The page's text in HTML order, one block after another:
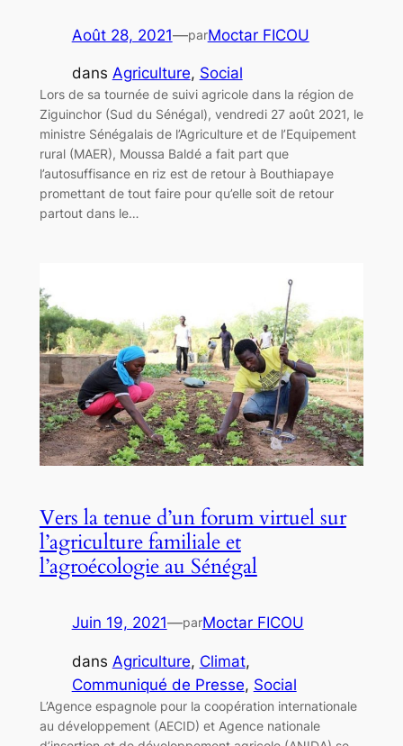
Août 28, 2021—parMoctar FICOU
dans Agriculture, Social
Lors de sa tournée de suivi agricole dans la région de
Ziguinchor (Sud du Sénégal), vendredi 27 août 2021, le
ministre Sénégalais de l’Agriculture et de l’Equipement
rural (MAER), Moussa Baldé a fait part que
l’autosuffisance en riz est de retour à Bouthiapaye
promettant de tout faire pour qu’elle soit de retour
partout dans le…
Vers la tenue d’un forum virtuel sur
l’agriculture familiale et
l’agroécologie au Sénégal
Juin 19, 2021—parMoctar FICOU
dans Agriculture, Climat
Communiqué de Presse, Social
L’Agence espagnole pour la coopération internationale
au développement (AECID) et Agence nationale